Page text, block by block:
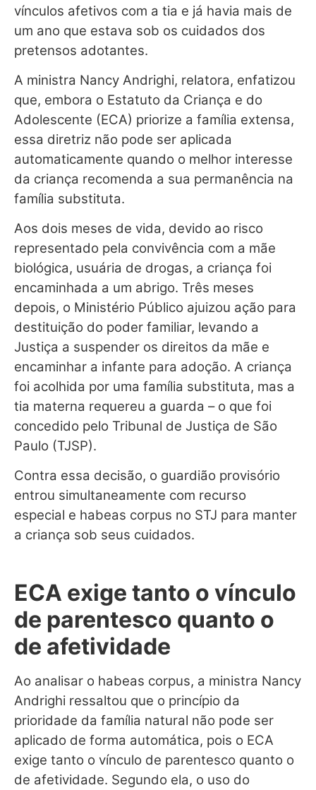
vínculos afetivos com a tia e já havia mais de
um ano que estava sob os cuidados dos
pretensos adotantes.
A ministra Nancy Andrighi, relatora, enfatizou
que, embora o Estatuto da Criança e do
Adolescente (ECA) priorize a família extensa,
essa diretriz não pode ser aplicada
automaticamente quando o melhor interesse
da criança recomenda a sua permanência na
família substituta.
Aos dois meses de vida, devido ao risco
representado pela convivência com a mãe
biológica, usuária de drogas, a criança foi
encaminhada a um abrigo. Três meses
depois, o Ministério Público ajuizou ação para
destituição do poder familiar, levando a
Justiça a suspender os direitos da mãe e
encaminhar a infante para adoção. A criança
foi acolhida por uma família substituta, mas a
tia materna requereu a guarda – o que foi
concedido pelo Tribunal de Justiça de São
Paulo (TJSP).
Contra essa decisão, o guardião provisório
entrou simultaneamente com recurso
especial e habeas corpus no STJ para manter
a criança sob seus cuidados.
ECA exige tanto o vínculo
de parentesco quanto o
de afetividade
Ao analisar o habeas corpus, a ministra Nancy
Andrighi ressaltou que o princípio da
prioridade da família natural não pode ser
aplicado de forma automática, pois o ECA
exige tanto o vínculo de parentesco quanto o
de afetividade. Segundo ela, o uso do